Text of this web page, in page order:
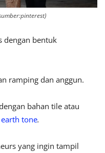
dengan bentuk
ramping dan anggun.
bahan tile atau
earth tone.
yang ingin tampil